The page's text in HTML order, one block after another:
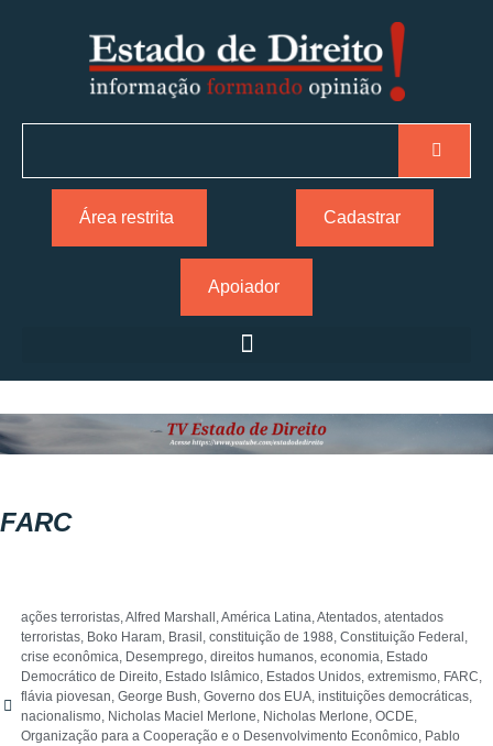
Área restrita Cadastrar
Apoiador
FARC
ações terroristas,Alfred Marshall ,América Latina,Atentados, atentados
terroristas, Boko Haram, Brasil , constituição de 1988, Constituição Federal ,
crise econômica, Desemprego, direitos humanos, economia, Estado
Democrático de Direito, Estado Islâmico, Estados Unidos, extremismo, FARC,
flávia piovesan, George Bush, Governo dos EUA, instituições democráticas,
nacionalismo, Nicholas Maciel Merlone, Nicholas Merlone, OCDE,
Organização para a Cooperação e o Desenvolvimento Econômico, Pablo